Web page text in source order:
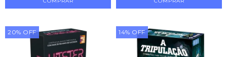
20% OFF 14% OFF